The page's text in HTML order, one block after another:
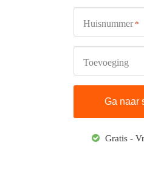
Huisnummer *
Toevoeging
Gratis -